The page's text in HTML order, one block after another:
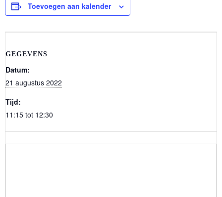
Toevoegen aan kalender
GEGEVENS
Datum:
21 augustus 2022
Tijd:
11:15 tot 12:30